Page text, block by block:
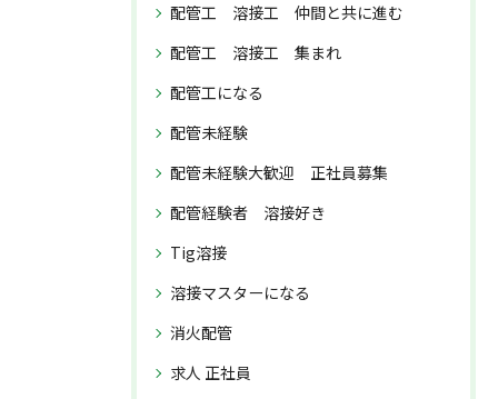
配管工 溶接工 仲間と共に進む
配管工 溶接工 集まれ
配管工になる
配管未経験
配管未経験大歓迎 正社員募集
配管経験者 溶接好き
Tig溶接
溶接マスターになる
消火配管
求人 正社員